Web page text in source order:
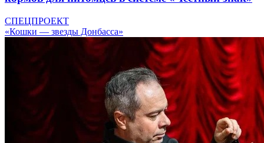
СПЕЦПРОЕКТ
«Кошки — звезды Донбасса»